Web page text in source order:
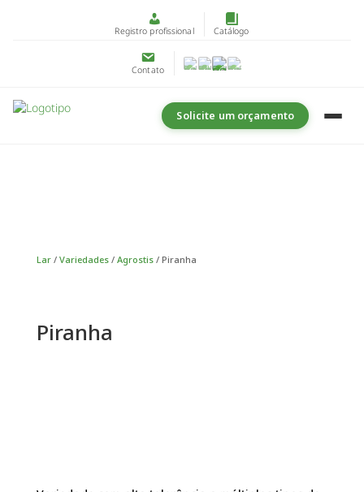
Registro profissional Catálogo
Contato
Solicite um orçamento
Lar/ Variedades/ Agrostis/ Piranha
Piranha